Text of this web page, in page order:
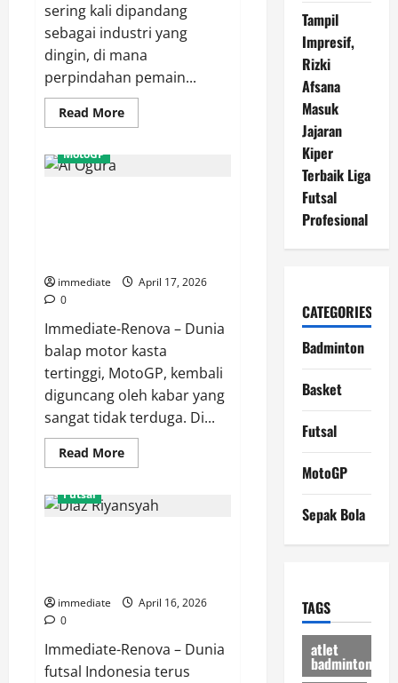
sering kali dipandang
sebagai industri yang
dingin, di mana
perpindahan pemain...
Read MoreRead
more
habisan!
MotoGP
immediate
April 17, 2026
0
Immediate-Renova – Dunia
balap motor kasta
tertinggi, MotoGP, kembali
diguncang oleh kabar yang
sangat tidak terduga. Di...
Read MoreRead
more
Ai
Ogura
Plot
Plot
MotoGP
Futsal
immediate
April 16, 2026
0
Immediate-Renova – Dunia
futsal Indonesia terus
Tampil
Impresif,
Rizki
Afsana
Masuk
Jajaran
Kiper
Terbaik Liga
Futsal
Profesional
CATEGORIES
Badminton
Basket
Futsal
MotoGP
Sepak Bola
TAGS
atlet
badminton